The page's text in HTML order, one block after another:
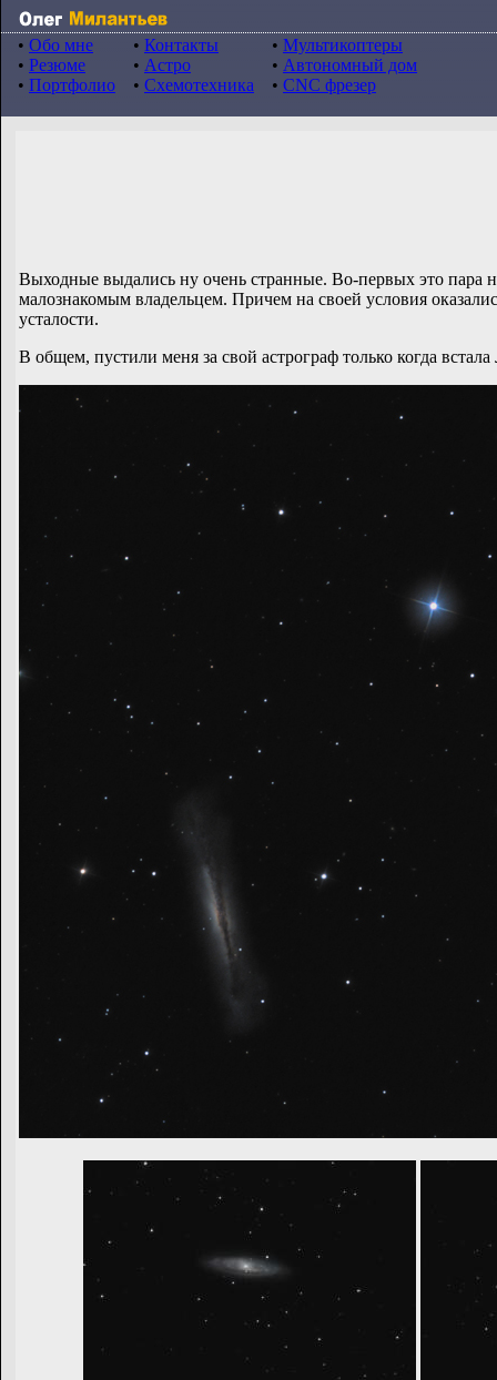
• Обо мне
• Резюме
• Портфолио
• Контакты
• Астро
• Схемотехника
• Мультикоптеры
• Автономный дом
• CNC фрезер
Выходные выдались ну очень странные. Во-первых это пара
малознакомым владельцем. Причем на своей условия
усталости.
В общем, пустили меня за свой астрограф только когда